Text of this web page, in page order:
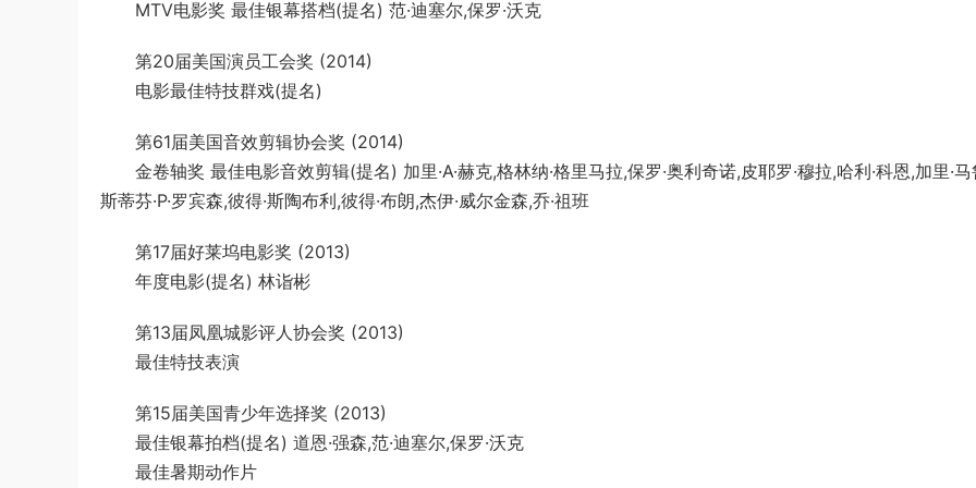
MTV电影奖 最佳银幕搭档(提名) 范·迪塞尔,保罗·沃克
第20届美国演员工会奖 (2014)
电影最佳特技群戏(提名)
第61届美国音效剪辑协会奖 (2014)
金卷轴奖 最佳电影音效剪辑(提名) 加里·A·赫克,格林纳·格里马拉,保罗·奥利奇诺,皮耶罗·穆拉,哈利·科恩,加里·
斯蒂芬·P·罗宾森,彼得·斯陶布利,彼得·布朗,杰伊·威尔金森,乔·祖班
第17届好莱坞电影奖 (2013)
年度电影(提名) 林诣彬
第13届凤凰城影评人协会奖 (2013)
最佳特技表演
第15届美国青少年选择奖 (2013)
最佳银幕拍档(提名) 道恩·强森,范·迪塞尔,保罗·沃克
最佳暑期动作片